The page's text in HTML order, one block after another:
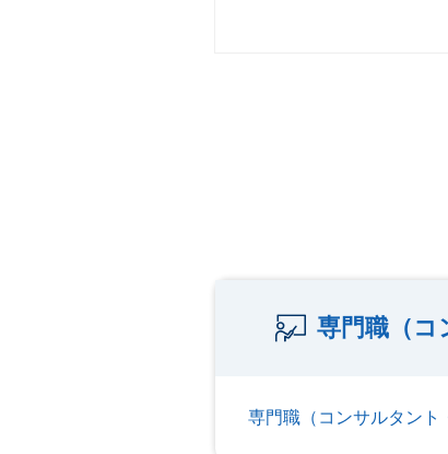
専門職（コ
専門職（コンサルタント